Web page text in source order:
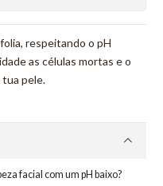
respeitando o pH
as células mortas e o
tua pele.
facial com um pH baixo?